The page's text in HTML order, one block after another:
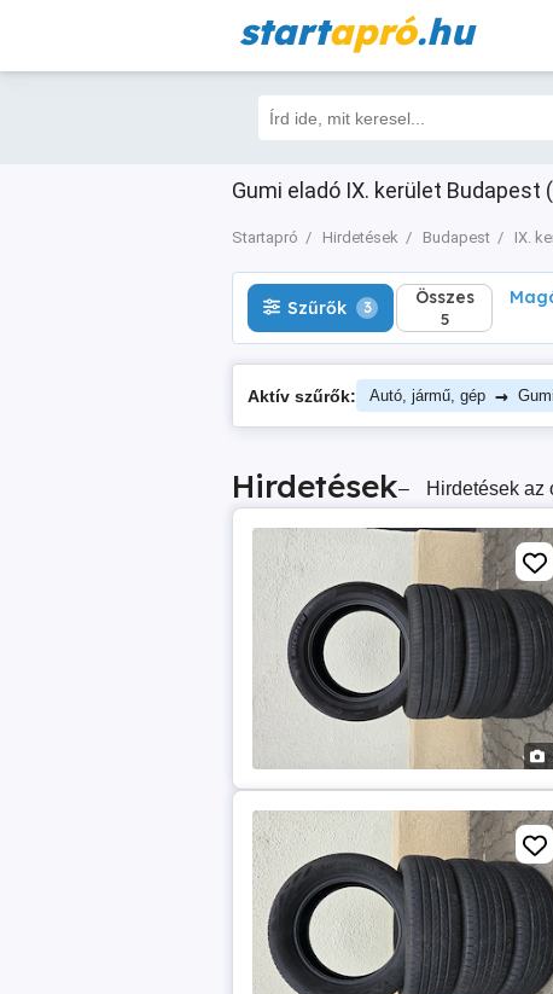
startapró.hu
Gumi eladó IX. kerület
Startapró Hirdetések Budapest IX.
Szűrők 3 Összes
5
Szűrők 3 Összes
5
Aktív szűrők: Autó, jármű, gép → Gumi
Hirdetések– Hirdetések az